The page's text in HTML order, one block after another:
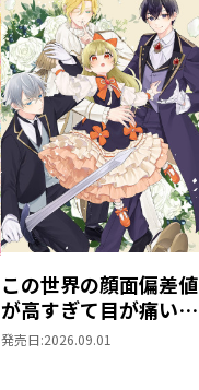
この世界の顔面偏差値
が高すぎて目が痛い～
突然始まる異世界溺愛
発売日:2026.09.01